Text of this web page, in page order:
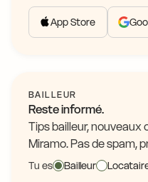
App Store
BAILLEUR
Reste informé.
Tips bailleur,
Miramo. Pas de spam,
Tu es Bailleur